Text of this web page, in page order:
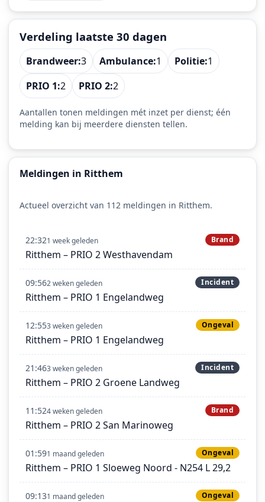
Verdeling laatste 30 dagen
Brandweer:3 Ambulance:1 Politie:1
PRIO 1:2 PRIO 2:2
Aantallen tonen meldingen mét inzet per dienst; één
melding kan bij meerdere diensten tellen.
Meldingen in Ritthem
Actueel overzicht van 112 meldingen in Ritthem.
22:321 week geleden Brand
Ritthem – PRIO 2 Westhavendam
09:562 weken geleden Incident
Ritthem – PRIO 1 Engelandweg
12:553 weken geleden Ongeval
Ritthem – PRIO 1 Engelandweg
21:463 weken geleden Incident
Ritthem – PRIO 2 Groene Landweg
11:524 weken geleden Brand
Ritthem – PRIO 2 San Marinoweg
01:591 maand geleden Ongeval
Ritthem – PRIO 1 Sloeweg Noord - N254 L 29,2
09:131 maand geleden Ongeval